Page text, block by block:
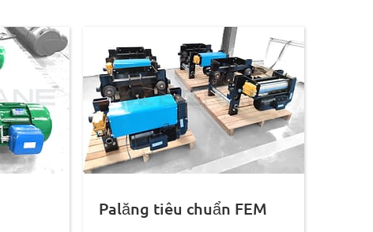
Palăng tiêu chuẩn FEM